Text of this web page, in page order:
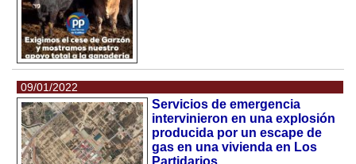
09/01/2022
Servicios de emergencia
intervinieron en una explosión
producida por un escape de
gas en una vivienda en Los